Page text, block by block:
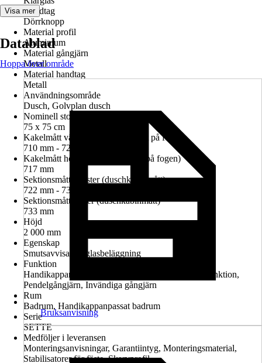
Handtag
Dörrknopp
Material profil
Aluminium
Material gångjärn
Metall
Material handtag
Metall
Användningsområde
Dusch, Golvplan dusch
Nominell storlek i cm
75 x 75 cm
Kakelmått vänster (glasrutans mitt på fogen)
710 mm - 724 mm
Kakelmått höger (glasrutans mitt på fogen)
717 mm
Sektionsmått vänster (duschkabinmått)
722 mm - 736 mm
Sektionsmått höger (duschkabinmått)
733 mm
Höjd
2 000 mm
Egenskap
Smutsavvisande glasbeläggning
Funktion
Handikappanpassad montering möjlig, Lyft-sänk-funktion,
Pendelgångjärn, Invändiga gångjärn
Rum
Badrum, Handikappanpassat badrum
Serie
SETTE
Medföljer i leveransen
Monteringsanvisningar, Garantiintyg, Monteringsmaterial,
Stabilisatorer för fäste, Skarvprofil
Visa mer
Datablad
Hoppa över område
Bruksanvisning